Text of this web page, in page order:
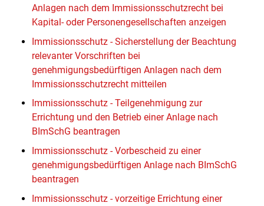
Anlagen nach dem Immissionsschutzrecht bei
Kapital- oder Personengesellschaften anzeigen
Immissionsschutz - Sicherstellung der Beachtung
relevanter Vorschriften bei
genehmigungsbedürftigen Anlagen nach dem
Immissionsschutzrecht mitteilen
Immissionsschutz - Teilgenehmigung zur
Errichtung und den Betrieb einer Anlage nach
BImSchG beantragen
Immissionsschutz - Vorbescheid zu einer
genehmigungsbedürftigen Anlage nach BImSchG
beantragen
Immissionsschutz - vorzeitige Errichtung einer